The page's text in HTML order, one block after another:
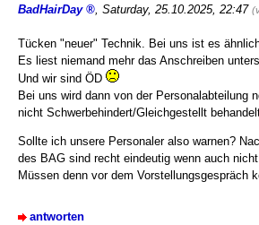
BadHairDay , Saturday, 25.10.2025, 22:47
Tücken "neuer" Technik. Bei uns ist es
Es liest niemand mehr das Anschreiben
Und wir sind ÖD
Bei uns wird dann von der Personalabteilung
nicht Schwerbehindert/Gleichgestellt
Sollte ich unsere Personaler also warnen?
des BAG sind recht eindeutig wenn auch
Müssen denn vor dem Vorstellungsgespräch
antworten